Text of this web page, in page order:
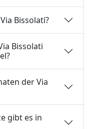
Bissolati?
Bissolati
der Via
gibt es in